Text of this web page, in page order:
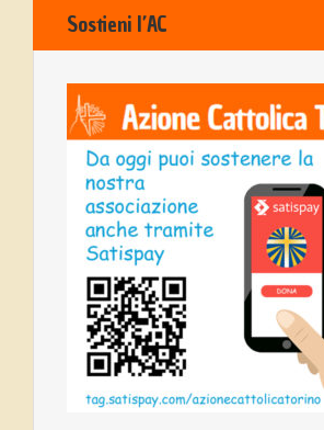
Sostieni l’AC